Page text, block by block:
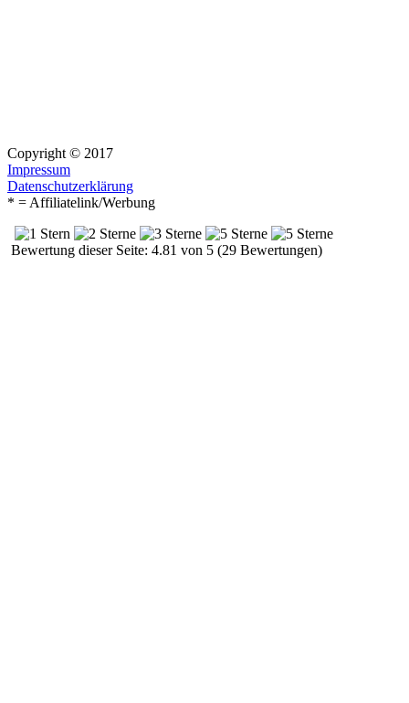
Copyright © 2017
Impressum
Datenschutzerklärung
* = Affiliatelink/Werbung
Bewertung dieser Seite: 4.81 von 5 (29 Bewertungen)